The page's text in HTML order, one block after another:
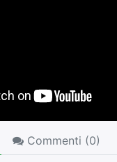
Commenti (0)